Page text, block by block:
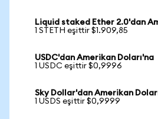
Liquid staked Ether 2.0'dan
1 STETH eşittir $1.909,85
USDC'dan Amerikan Doları'na
1 USDC eşittir $0,9996
Sky Dollar'dan Amerikan
1 USDS eşittir $0,9999